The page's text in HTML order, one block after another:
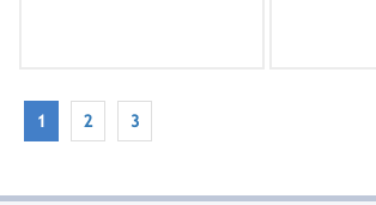
1 2 3